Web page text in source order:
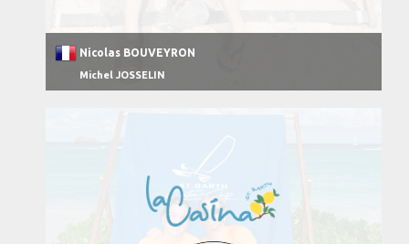
Nicolas BOUVEYRON
Michel JOSSELIN